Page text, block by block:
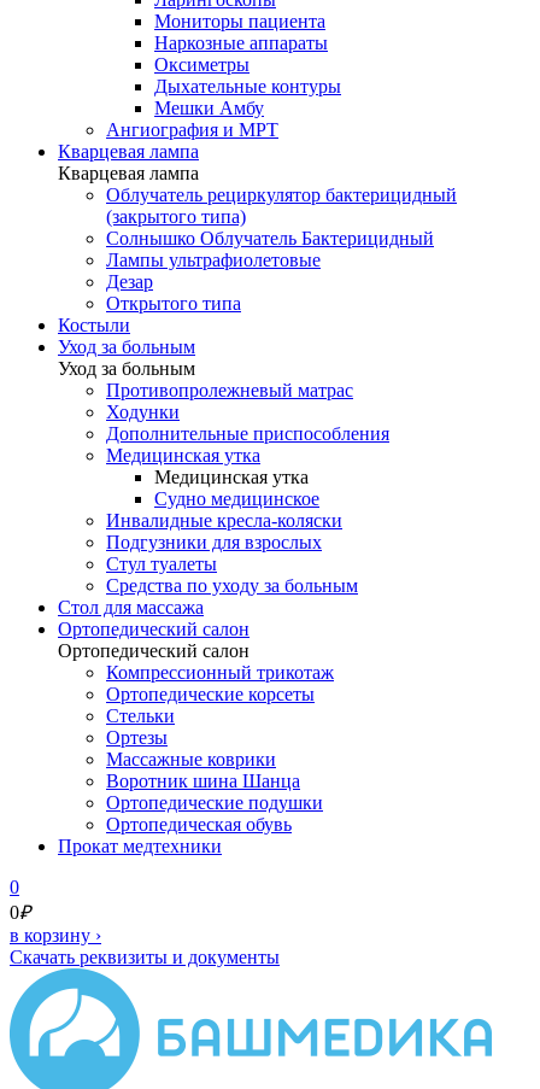
Мониторы пациента
Наркозные аппараты
Оксиметры
Дыхательные контуры
Мешки Амбу
Ангиография и МРТ
Кварцевая лампа
Кварцевая лампа
Облучатель рециркулятор бактерицидный
(закрытого типа)
Солнышко Облучатель Бактерицидный
Лампы ультрафиолетовые
Дезар
Открытого типа
Костыли
Уход за больным
Уход за больным
Противопролежневый матрас
Ходунки
Дополнительные приспособления
Медицинская утка
Медицинская утка
Судно медицинское
Инвалидные кресла-коляски
Подгузники для взрослых
Стул туалеты
Средства по уходу за больным
Cтол для массажа
Ортопедический салон
Ортопедический салон
Компрессионный трикотаж
Ортопедические корсеты
Стельки
Ортезы
Массажные коврики
Воротник шина Шанца
Ортопедические подушки
Ортопедическая обувь
Прокат медтехники
0
0₽
в корзину ›
Скачать реквизиты и документы